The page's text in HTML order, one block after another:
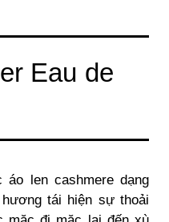
Eau de
áo len cashmere dạng
tái hiện sự thoải